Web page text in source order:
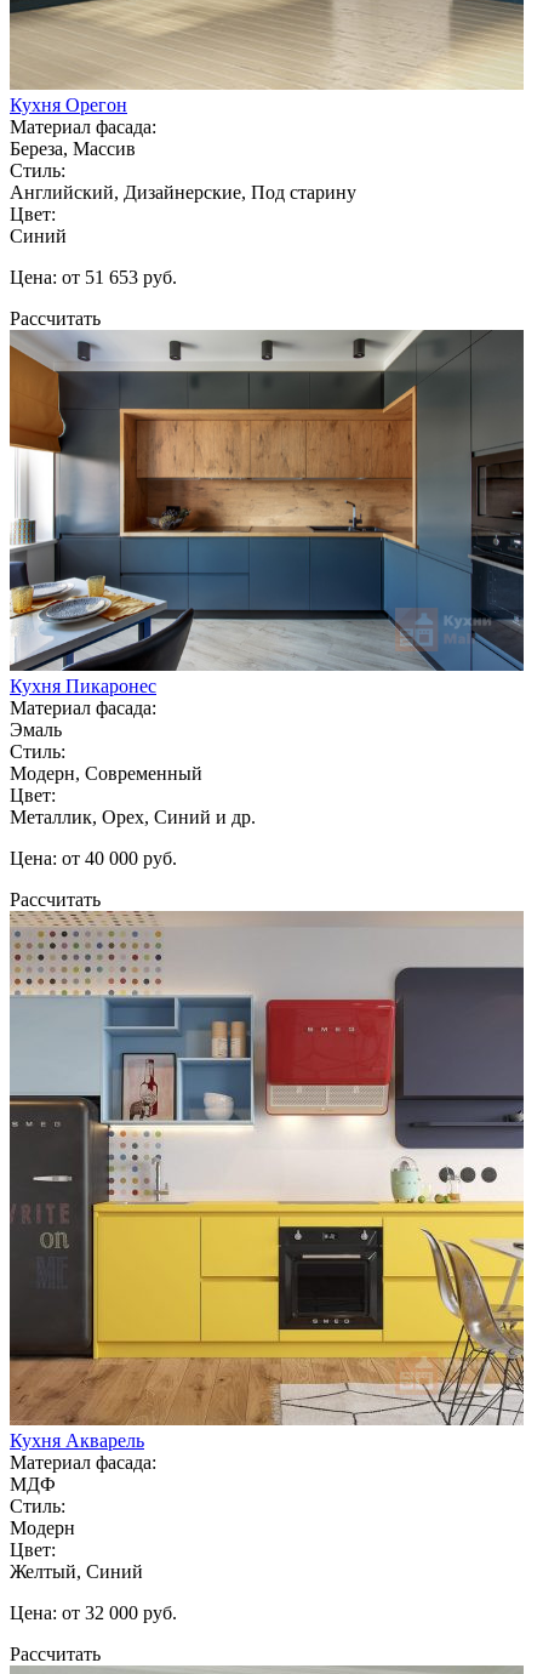
Кухня Орегон
Материал фасада:
Береза, Массив
Стиль:
Английский, Дизайнерские, Под старину
Цвет:
Синий
Цена: от 51 653 руб.
Рассчитать
Кухня Пикаронес
Материал фасада:
Эмаль
Стиль:
Модерн, Современный
Цвет:
Металлик, Орех, Синий и др.
Цена: от 40 000 руб.
Рассчитать
Кухня Акварель
Материал фасада:
МДФ
Стиль:
Модерн
Цвет:
Желтый, Синий
Цена: от 32 000 руб.
Рассчитать